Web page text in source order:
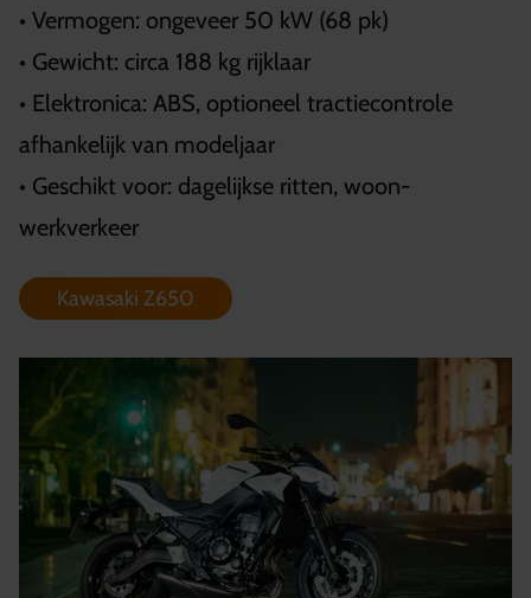
• Vermogen: ongeveer 50 kW (68 pk)
• Gewicht: circa 188 kg rijklaar
• Elektronica: ABS, optioneel tractiecontrole
afhankelijk van modeljaar
• Geschikt voor: dagelijkse ritten, woon-
werkverkeer
Kawasaki Z650